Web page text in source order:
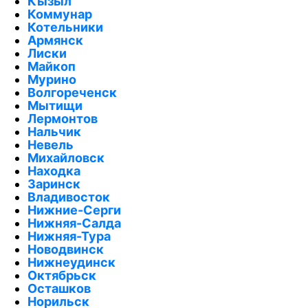
Коммунар
Котельники
Армянск
Лиски
Майкоп
Мурино
Волгореченск
Мытищи
Лермонтов
Нальчик
Невель
Михайловск
Находка
Заринск
Владивосток
Нижние-Серги
Нижняя-Салда
Нижняя-Тура
Новодвинск
Нижнеудинск
Октябрьск
Осташков
Норильск